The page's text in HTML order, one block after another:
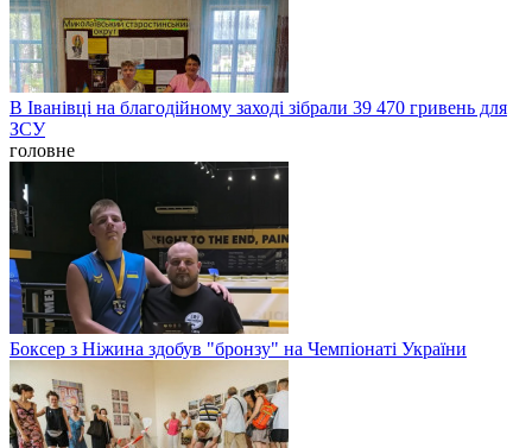
В Іванівці на благодійному заході зібрали 39 470 гривень для
ЗСУ
головне
Боксер з Ніжина здобув "бронзу" на Чемпіонаті України